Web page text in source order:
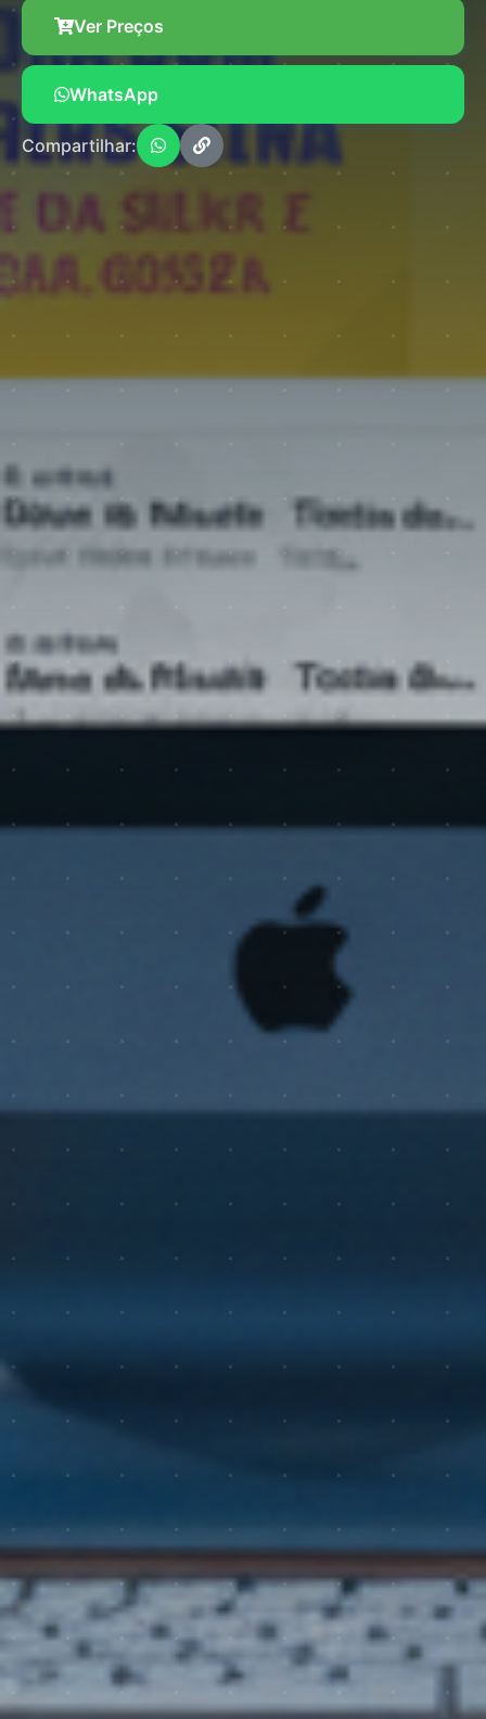
Ver Preços
WhatsApp
Compartilhar: